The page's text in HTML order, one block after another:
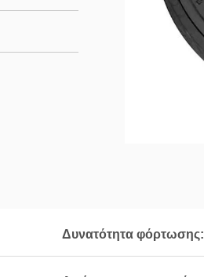
Δυνατότητα φόρτωσης: